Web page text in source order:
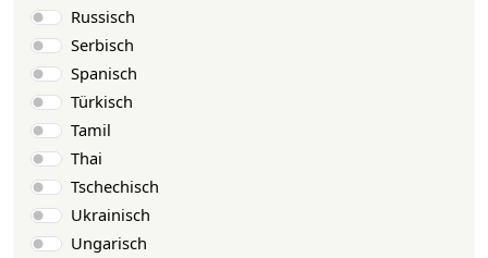
Russisch
Serbisch
Spanisch
Türkisch
Tamil
Thai
Tschechisch
Ukrainisch
Ungarisch